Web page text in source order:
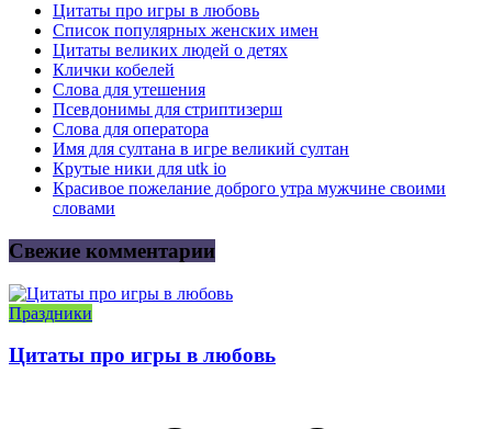
Цитаты про игры в любовь
Список популярных женских имен
Цитаты великих людей о детях
Клички кобелей
Слова для утешения
Псевдонимы для стриптизерш
Слова для оператора
Имя для султана в игре великий султан
Крутые ники для utk io
Красивое пожелание доброго утра мужчине своими
словами
Свежие комментарии
Праздники
Цитаты про игры в любовь